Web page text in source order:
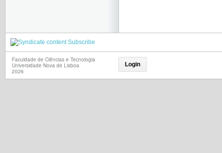
Subscribe
Faculdade de Ciências e Tecnologia
Universidade Nova de Lisboa
2026
Login